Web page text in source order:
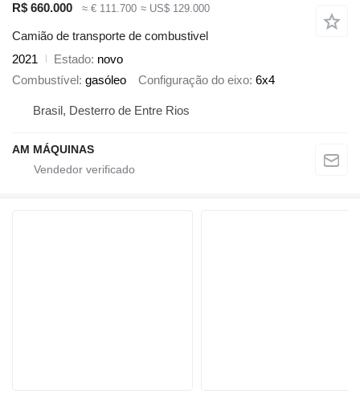
R$ 660.000
≈ € 111.700 ≈ US$ 129.000
Camião de transporte de combustivel
2021
Estado novo
Combustível gasóleo Configuração do eixo 6x4
Brasil, Desterro de Entre Rios
AM MÁQUINAS